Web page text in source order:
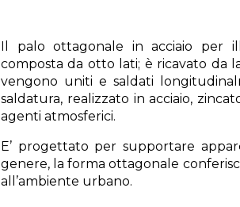
Il palo ottagonale in acciaio per
composta da otto lati; è ricavato da
vengono uniti e saldati
saldatura, realizzato in acciaio,
agenti atmosferici.
E’ progettato per supportare
genere, la forma ottagonale
all’ambiente urbano.